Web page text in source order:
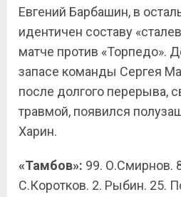
Евгений Барбашин, в
идентичен составу
матче против «Торпедо».
запасе команды Сергея
после долгого перерыва,
травмой, появился
Харин.
«Тамбов»: 99. О.Смирнов.
С.Коротков. 2. Рыбин. 25.